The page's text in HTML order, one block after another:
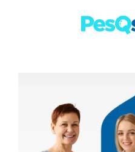
LABORATÓRIOS